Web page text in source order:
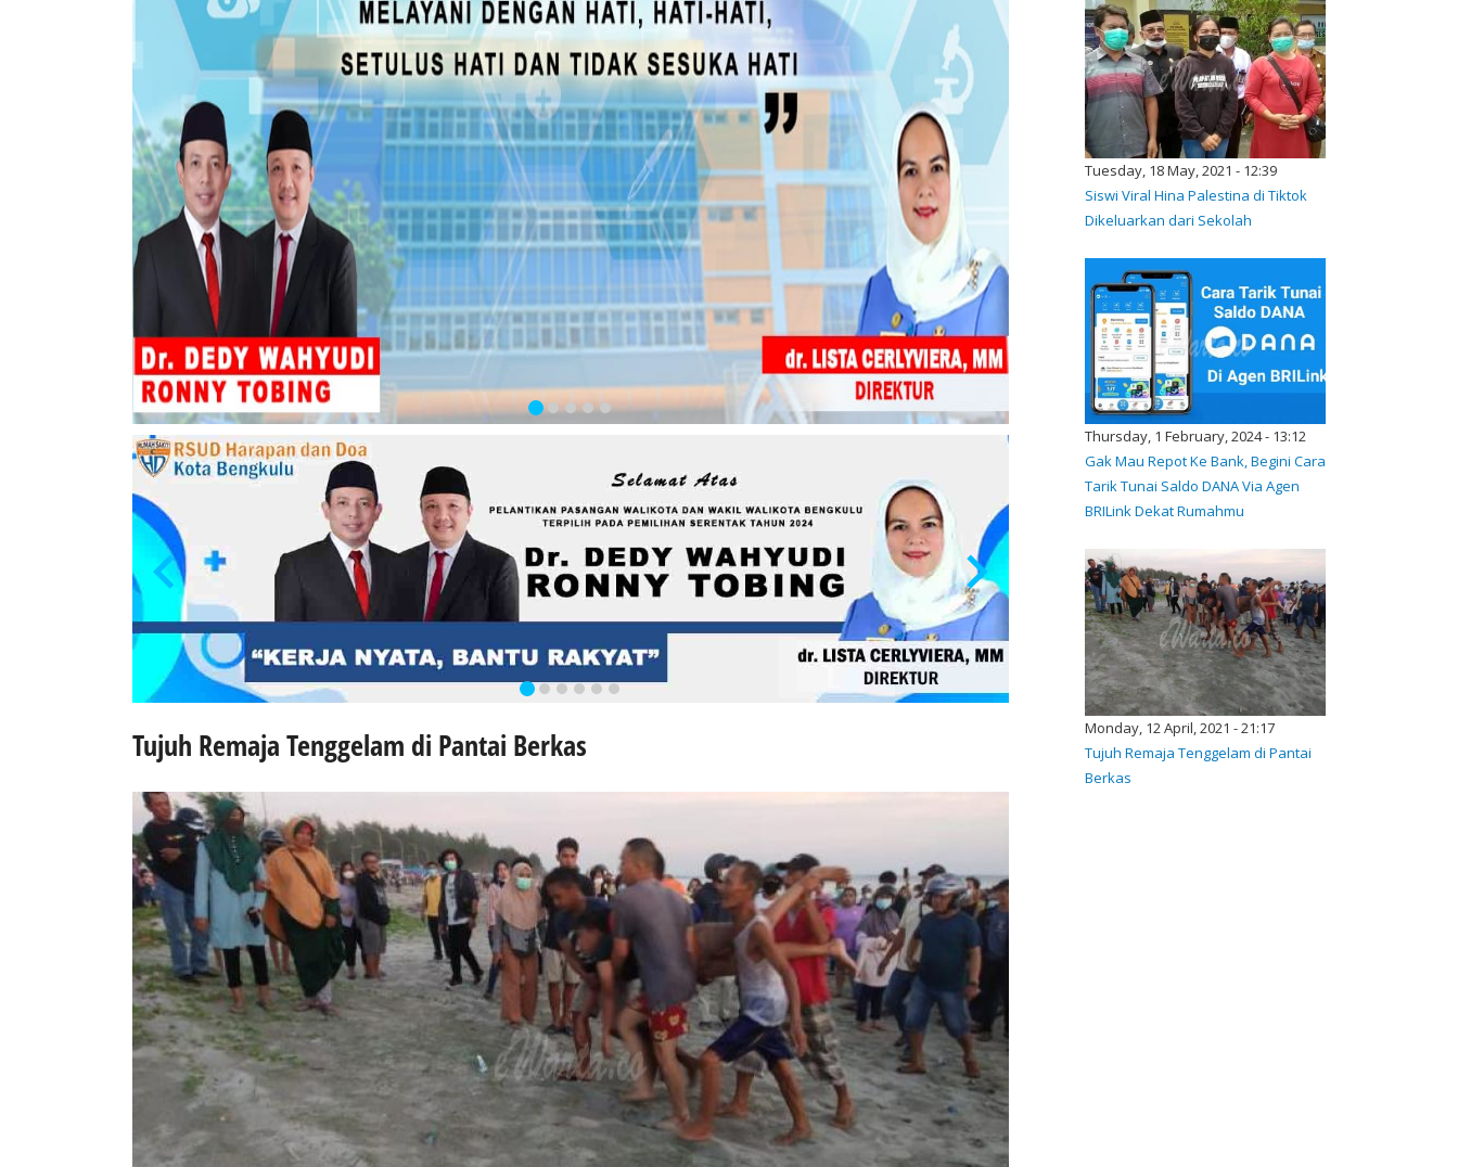
Tujuh Remaja Tenggelam di Pantai Berkas
Tuesday, 18 May, 2021 - 12:39
Siswi Viral Hina Palestina di Tiktok
Dikeluarkan dari Sekolah
Thursday, 1 February, 2024 - 13:12
Gak Mau Repot Ke Bank, Begini Cara
Tarik Tunai Saldo DANA Via Agen
BRILink Dekat Rumahmu
Monday, 12 April, 2021 - 21:17
Tujuh Remaja Tenggelam di Pantai
Berkas